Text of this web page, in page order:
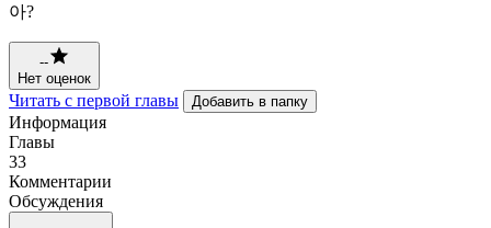
아?
--
Нет оценок
Читать с первой главы Добавить в папку
Информация
Главы
33
Комментарии
Обсуждения